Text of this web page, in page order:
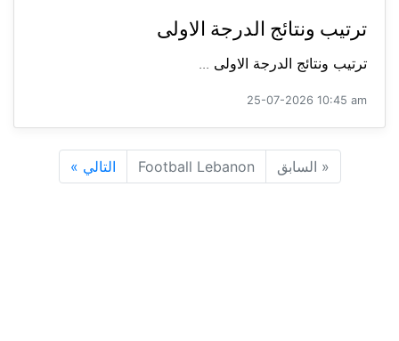
ترتيب ونتائج الدرجة الاولى
ترتيب ونتائج الدرجة الاولى ...
25-07-2026 10:45 am
« السابق Football Lebanon التالي »